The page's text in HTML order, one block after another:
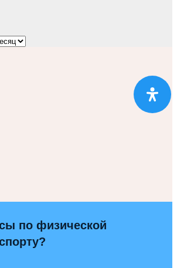
по физической